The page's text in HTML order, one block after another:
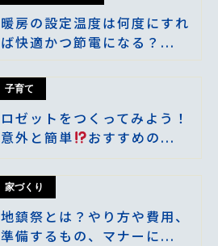
暖房の設定温度は何度にすれ
ば快適かつ節電になる？...
子育て
ロゼットをつくってみよう！
意外と簡単
おすすめの...
家づくり
地鎮祭とは？やり方や費用、
準備するもの、マナーに...